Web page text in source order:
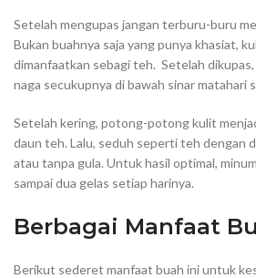
Setelah mengupas jangan terburu-buru
Bukan buahnya saja yang punya khasiat,
dimanfaatkan sebagi teh. Setelah
naga secukupnya di bawah sinar matahari
Setelah kering, potong-potong kulit
daun teh. Lalu, seduh seperti teh dengan
atau tanpa gula. Untuk hasil optimal,
sampai dua gelas setiap harinya.
Berbagai Manfaat
Berikut sederet manfaat buah ini untuk